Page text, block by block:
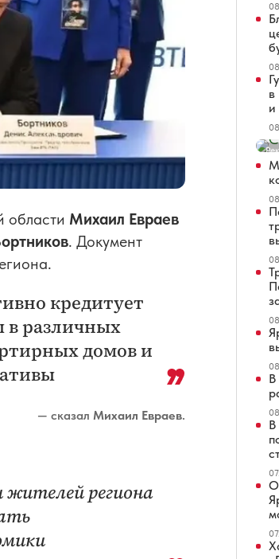
области Михаил Евраев
. Документ
кредитует
в различных
домов и
— сказал Михаил Евраев.
жителей региона
в
и
В
В